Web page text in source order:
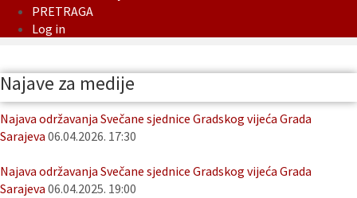
PRETRAGA
Log in
Najave za medije
Najava održavanja Svečane sjednice Gradskog vijeća Grada
Sarajeva 06.04.2026. 17:30
Najava održavanja Svečane sjednice Gradskog vijeća Grada
Sarajeva 06.04.2025. 19:00